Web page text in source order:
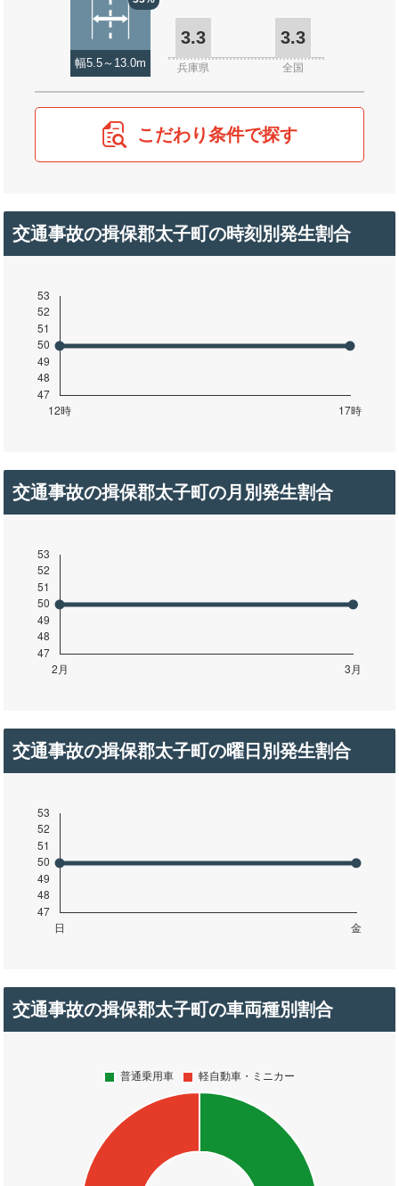
幅5.5～13.0m
3.3 3.3
兵庫県 全国
こだわり条件で探す
交通事故の揖保郡太子町の時刻別発生割合
交通事故の揖保郡太子町の月別発生割合
交通事故の揖保郡太子町の曜日別発生割合
交通事故の揖保郡太子町の車両種別割合